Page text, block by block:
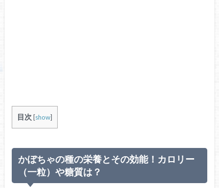
目次 [show]
かぼちゃの種の栄養とその効能！カロリー
（一粒）や糖質は？